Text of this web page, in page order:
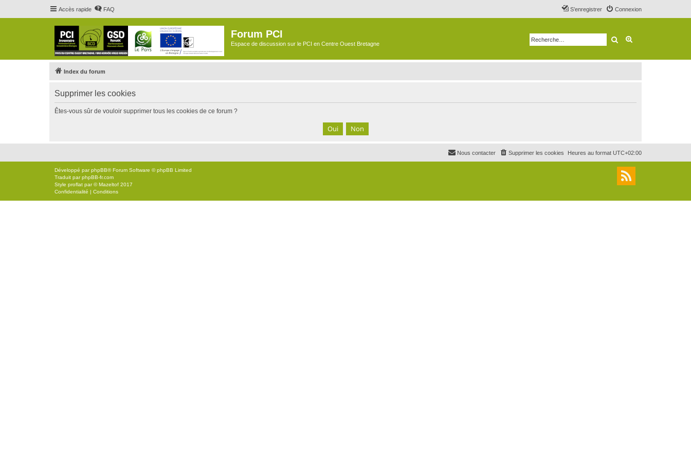
Accès rapide FAQ Connexion
S’enregistrer
Forum PCI
Espace de discussion sur le PCI en Centre Ouest Bretagne Rechercher
Index du forum
Supprimer les cookies
Êtes-vous sûr de vouloir supprimer tous les cookies de ce forum ?
Heures au format UTC+02:00
Supprimer les cookies
Nous contacter
Développé parphpBB® Forum Software © phpBB Limited
Traduit parphpBB-fr.com
Style proflat par ©Mazeltof 2017
Confidentialité | Conditions